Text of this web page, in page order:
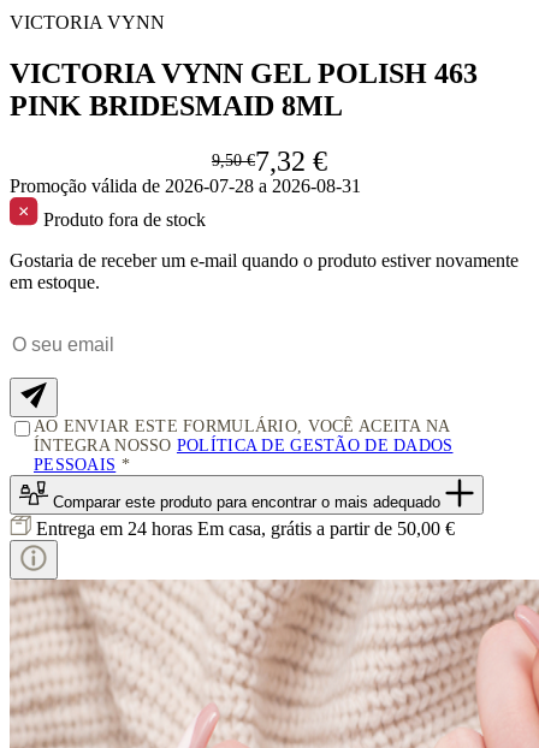
VICTORIA VYNN
VICTORIA VYNN GEL POLISH 463
PINK BRIDESMAID 8ML
9,50 €7,32 €
Promoção válida de 2026-07-28 a 2026-08-31
Produto fora de stock
Gostaria de receber um e-mail quando o produto estiver novamente
em estoque.
AO ENVIAR ESTE FORMULÁRIO, VOCÊ ACEITA NA
ÍNTEGRA NOSSO POLÍTICA DE GESTÃO DE DADOS
PESSOAIS
Comparar este produto para encontrar o mais adequado
Entrega em 24 horas Em casa, grátis a partir de 50,00 €